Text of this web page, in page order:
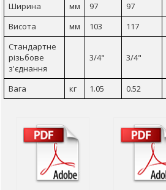
Ширина мм 97 97
Висота
мм 103 117
Стандартне
різьбове
з'єднання
3/4" 3/4"
Вага кг 1.05 0.52